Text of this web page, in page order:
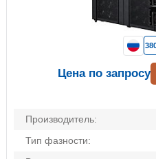
Производитель:
Тип фазности:
Цена по запросу